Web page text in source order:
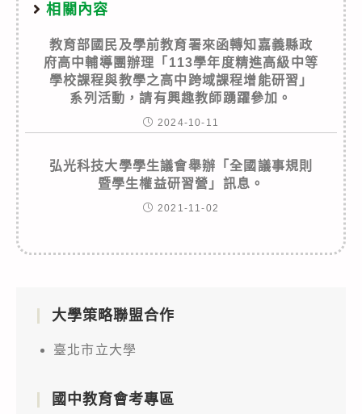
相關內容
教育部國民及學前教育署來函轉知嘉義縣政
府高中輔導團辦理「113學年度精進高級中等
學校課程與教學之高中跨域課程增能研習」
系列活動，請有興趣教師踴躍參加。
2024-10-11
弘光科技大學學生議會舉辦「全國議事規則
暨學生權益研習營」訊息。
2021-11-02
大學策略聯盟合作
臺北市立大學
國中教育會考專區